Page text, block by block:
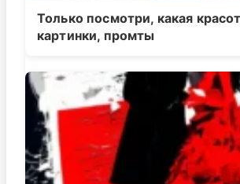
Только посмотри, какая
картинки, промты